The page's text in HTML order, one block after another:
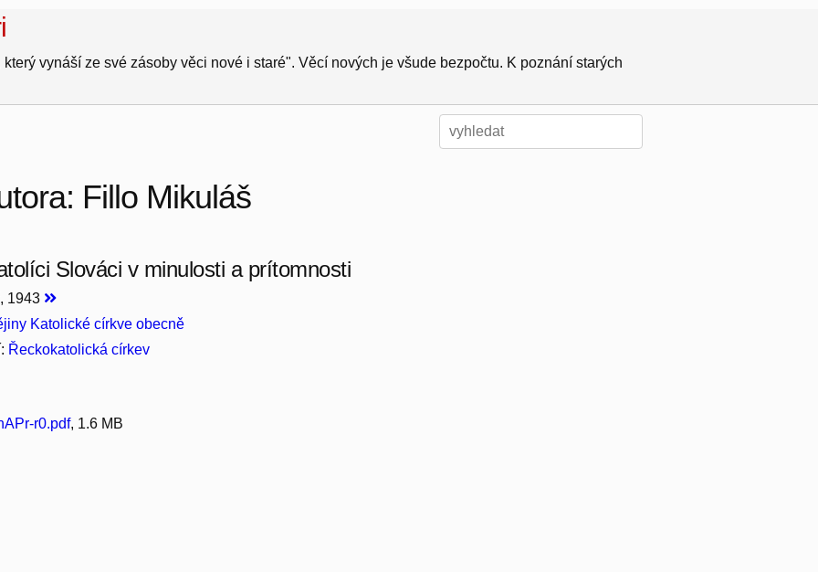
vynáší ze své zásoby věci nové i staré". Věcí nových je všude bezpočtu. K poznání starých
Fillo Mikuláš
Slováci v minulosti a prítomnosti
, 1943
Katolické církve obecně
Řeckokatolická církev
r0.pdf, 1.6 MB